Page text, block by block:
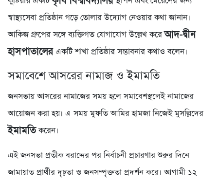
স্বাস্থ্যসেবা প্রতিষ্ঠান গড়ে তোলার উদ্যোগ নেওয়ার কথা জানান।
আকিজ গ্রুপের সঙ্গে ব্যক্তিগত যোগাযোগ উল্লেখ করেআদ-দ্বীন
হাসপাতালেরএকটি শাখা প্রতিষ্ঠার সম্ভাবনার কথাও বলেন।
সমাবেশে আসরের নামাজ ও ইমামতি
জনসভায় আসরের নামাজের সময় হলে সমাবেশস্থলেই নামাজের
আয়োজন করা হয়। এ সময় মুফতি আমির হামজা নিজেই মুসল্লিদের
ইমামতিকরেন।
এই জনসভা প্রতীক বরাদ্দের পর নির্বাচনী প্রচারণার শুরুর দিনে
জামায়াত প্রার্থীর দৃঢ়তা ও জনসম্পৃক্ততা প্রদর্শন করে। আগামী ১২